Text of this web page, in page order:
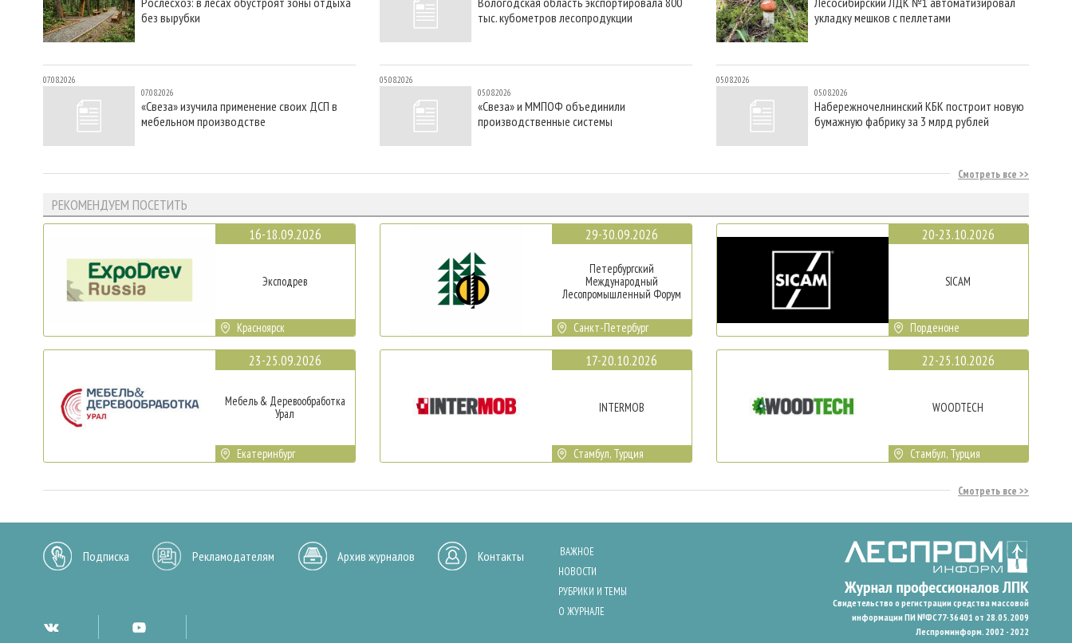
без вырубки
07.08.2026
07.08.2026
«Свеза» изучила применение своих ДСП в
мебельном производстве
тыс. кубометров лесопродукции
05.08.2026
05.08.2026
«Свеза» и ММПОФ объединили
производственные системы
укладку мешков с пеллетами
05.08.2026
05.08.2026
Набережночелнинский КБК построит новую
бумажную фабрику за 3 млрд рублей
Смотреть все
РЕКОМЕНДУЕМ ПОСЕТИТЬ
16-18.09.2026
Эксподрев
Красноярск
23-25.09.2026
Мебель & Деревообработка
Урал
Екатеринбург
29-30.09.2026
Петербургский
Международный
Лесопромышленный Форум
Санкт-Петербург
17-20.10.2026
INTERMOB
Стамбул, Турция
20-23.10.2026
SICAM
Порденоне
22-25.10.2026
WOODTECH
Стамбул, Турция
Смотреть все
Подписка Рекламодателям Архив журналов Контакты
ВАЖНОЕ
НОВОСТИ
РУБРИКИ И ТЕМЫ
О ЖУРНАЛЕ
Свидетельство о регистрации средства массовой
информации ПИ №ФС77-36401 от 28.05.2009
Леспроминформ. 2002 - 2022